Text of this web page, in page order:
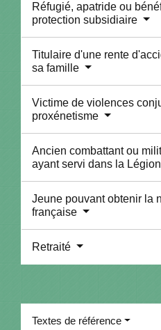
Réfugié, apatride ou
protection subsidiaire
Titulaire d'une rente
sa famille
Victime de violences
proxénetisme
Ancien combattant ou
ayant servi dans la
Jeune pouvant obtenir la
française
Retraité
Textes de référence